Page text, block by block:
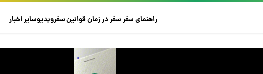
راهنمای سفرسفر در زمانقوانین سفرویدیوسایراخبار